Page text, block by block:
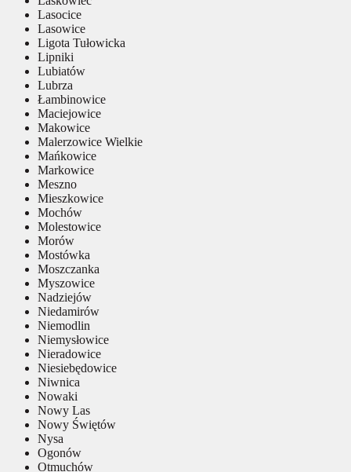
Lasocice
Lasowice
Ligota Tułowicka
Lipniki
Lubiatów
Lubrza
Łambinowice
Maciejowice
Makowice
Malerzowice Wielkie
Mańkowice
Markowice
Meszno
Mieszkowice
Mochów
Molestowice
Morów
Mostówka
Moszczanka
Myszowice
Nadziejów
Niedamirów
Niemodlin
Niemysłowice
Nieradowice
Niesiebędowice
Niwnica
Nowaki
Nowy Las
Nowy Świętów
Nysa
Ogonów
Otmuchów